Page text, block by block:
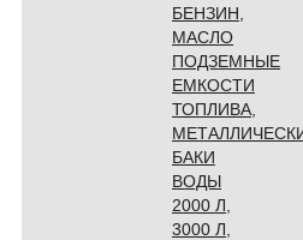
БЕНЗИН,
МАСЛО
ПОДЗЕМНЫЕ
ЕМКОСТИ
ТОПЛИВА,
БАКИ
ВОДЫ
2000 Л,
3000 Л,